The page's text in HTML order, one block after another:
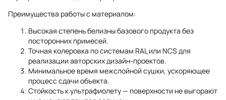
Преимущества работы с материалом:
Высокая степень белизны базового продукта без
посторонних примесей.
Точная колеровка по системам RAL или NCS для
реализации авторских дизайн-проектов.
Минимальное время межслойной сушки, ускоряющее
процесс сдачи объекта.
Стойкость к ультрафиолету — поверхности не выгорают